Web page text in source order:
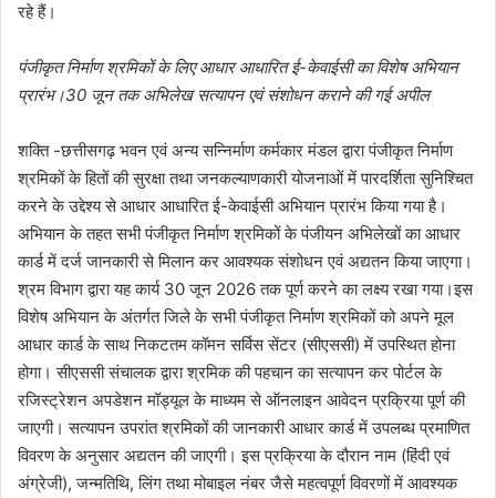
रहे हैं।
पंजीकृत निर्माण श्रमिकों के लिए आधार आधारित ई-केवाईसी का विशेष अभियान
प्रारंभ।30 जून तक अभिलेख सत्यापन एवं संशोधन कराने की गई अपील
शक्ति -छत्तीसगढ़ भवन एवं अन्य सन्निर्माण कर्मकार मंडल द्वारा पंजीकृत निर्माण
श्रमिकों के हितों की सुरक्षा तथा जनकल्याणकारी योजनाओं में पारदर्शिता सुनिश्चित
करने के उद्देश्य से आधार आधारित ई-केवाईसी अभियान प्रारंभ किया गया है।
अभियान के तहत सभी पंजीकृत निर्माण श्रमिकों के पंजीयन अभिलेखों का आधार
कार्ड में दर्ज जानकारी से मिलान कर आवश्यक संशोधन एवं अद्यतन किया जाएगा।
श्रम विभाग द्वारा यह कार्य 30 जून 2026 तक पूर्ण करने का लक्ष्य रखा गया।इस
विशेष अभियान के अंतर्गत जिले के सभी पंजीकृत निर्माण श्रमिकों को अपने मूल
आधार कार्ड के साथ निकटतम कॉमन सर्विस सेंटर (सीएससी) में उपस्थित होना
होगा। सीएससी संचालक द्वारा श्रमिक की पहचान का सत्यापन कर पोर्टल के
रजिस्ट्रेशन अपडेशन मॉड्यूल के माध्यम से ऑनलाइन आवेदन प्रक्रिया पूर्ण की
जाएगी। सत्यापन उपरांत श्रमिकों की जानकारी आधार कार्ड में उपलब्ध प्रमाणित
विवरण के अनुसार अद्यतन की जाएगी। इस प्रक्रिया के दौरान नाम (हिंदी एवं
अंग्रेजी), जन्मतिथि, लिंग तथा मोबाइल नंबर जैसे महत्वपूर्ण विवरणों में आवश्यक